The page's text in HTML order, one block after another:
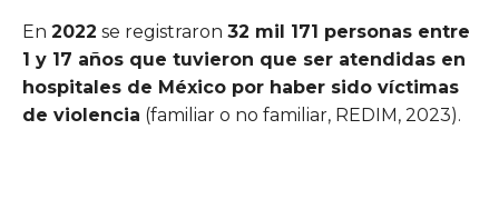
En 2022 se registraron 32 mil 171 personas entre
1 y 17 años que tuvieron que ser atendidas en
hospitales de México por haber sido víctimas
de violencia (familiar o no familiar, REDIM, 2023).